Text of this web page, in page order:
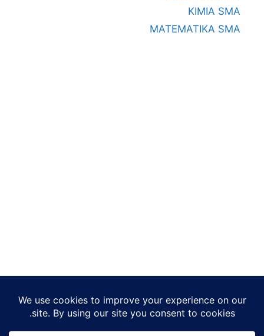
KIMIA SMA
MATEMATIKA SMA
About|Contact|Disclaimer|Privacy